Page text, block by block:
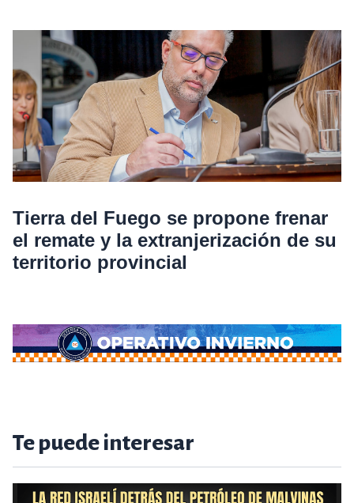
Tierra del Fuego se propone frenar
el remate y la extranjerización de su
territorio provincial
Te puede interesar